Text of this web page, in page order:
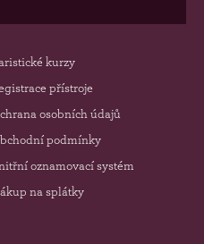
kurzy
přístroje
osobních údajů
podmínky
oznamovací systém
na splátky